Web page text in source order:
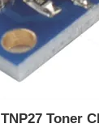
Toner